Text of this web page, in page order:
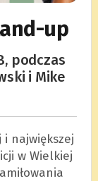
up
podczas
i Mike
i największej
w Wielkiej